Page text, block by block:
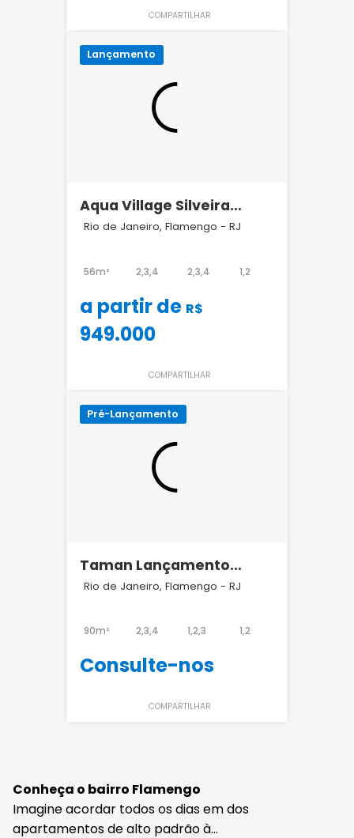
COMPARTILHAR
Lançamento
Aqua Village Silveira
Martins 139
Rio de Janeiro, Flamengo - RJ
56m² 2,3,4 2,3,4 1,2
a partir de R$
949.000
COMPARTILHAR
Pré-Lançamento
Taman Lançamento
Almirante Tamandaré 52
Rio de Janeiro, Flamengo - RJ
90m² 2,3,4 1,2,3 1,2
Consulte-nos
COMPARTILHAR
Conheça o bairro Flamengo
Imagine acordar todos os dias em dos
apartamentos de alto padrão à